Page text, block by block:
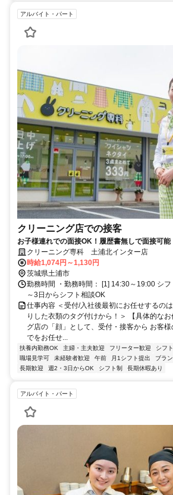
アルバイト・パート
クリーニング店での接客
お子様連れでの面接OK！履歴書無しで面接可
体調不良もサポート体制万全！
クリーニング専科 土浦北インター店
時給1,074円～1,130円
茨城県土浦市
勤務時間 ・勤務時間： [1] 14:30～19:00 シ
～3日からシフト相談OK
仕事内容 ＜受付/入社後最初にお任せするの
りした衣類のタグ付けから！＞ 【具体的な
グ店の「顔」として、受付・接客から お客
でをお任せ...
扶養内勤務OK 主婦・主夫歓迎 フリーター歓迎 シフ
職場見学可
未経験者歓迎 午前 月1シフト提出 ブラ
長期歓迎
週2・3日からOK シフト制 長期休暇あり
アルバイト・パート